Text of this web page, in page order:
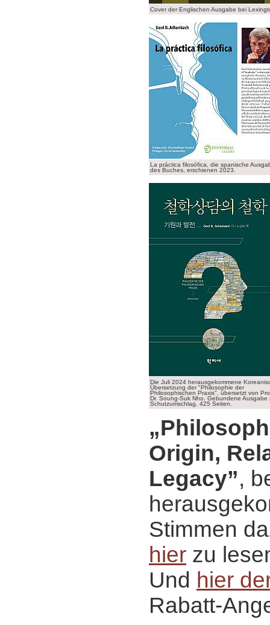
Cover der Englischen Ausgabe bei
La práctica filosófica, die spanische
des Buches, erschienen 2023.
Die Juli 2024 herausgekommene
Übersetzung der "Philosophie der
Philosophischen Praxis", übersetzt von
Dr. Soung-Suk Nho. Gebundene Ausgabe
Schutzumschlag, 425 Seiten.
Origin,
Legacy”,
Stimmen
hier zu
Und hier
Rabatt-